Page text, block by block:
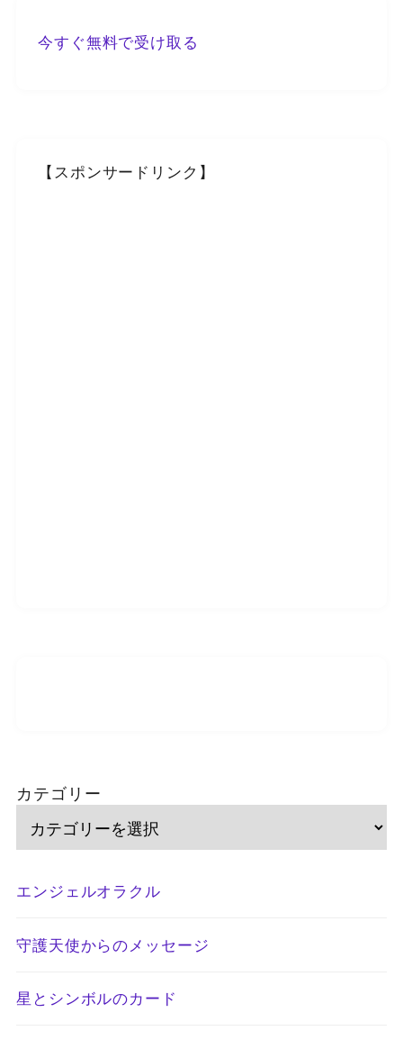
今すぐ無料で受け取る
【スポンサードリンク】
カテゴリー
エンジェルオラクル
守護天使からのメッセージ
星とシンボルのカード